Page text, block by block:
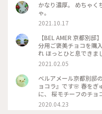
かなり濃厚。 めちゃく
ゃ。
2021.10.17
【BEL AMER 京都別邸】さん🍫 バレンタイン
分用ご褒美チョコを購
れ ほっとひと息できました😍 左側のスティック
ャラメルやルビーチョ
抹茶や宮崎県産日向夏 愛媛県産
言っても たくさんの味を楽しめる✨ パ
とても可愛いので ご褒
にもおすすめの詰め合わせです♡ #ほっと
2021.02.05
ベルアメール京都別邸
ョコラ』です🌸 春をぎゅっと四角く固めたようなボックス
に、 桜モチーフのチョコレー
良いですが、丸いかた
ます。 右から ・桜ブラン・桜ノワール・桜ルビー・桜ミル
2020.04.23